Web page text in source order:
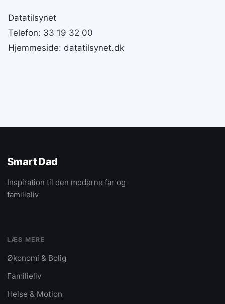
Datatilsynet
Telefon: 33 19 32 00
Hjemmeside: datatilsynet.dk
Smart Dad
Inspiration til den moderne far og
familieliv
LÆS MERE
Økonomi & Bolig
Familieliv
Helse & Motion